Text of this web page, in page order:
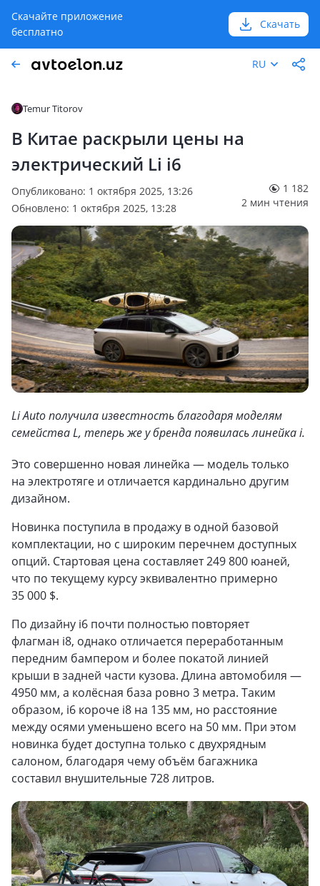
Скачайте приложение
бесплатно
Скачать
RU
Temur Titorov
В Китае раскрыли цены на
электрический Li i6
Опубликовано: 1 октября 2025, 13:26
Обновлено: 1 октября 2025, 13:28
1 182
2 мин чтения
Li Auto получила известность благодаря моделям
семейства L, теперь же у бренда появилась линейка i.
Это совершенно новая линейка — модель только
на электротяге и отличается кардинально другим
дизайном.
Новинка поступила в продажу в одной базовой
комплектации, но с широким перечнем доступных
опций. Стартовая цена составляет 249 800 юаней,
что по текущему курсу эквивалентно примерно
35 000 $.
По дизайну i6 почти полностью повторяет
флагман i8, однако отличается переработанным
передним бампером и более покатой линией
крыши в задней части кузова. Длина автомобиля —
4950 мм, а колёсная база ровно 3 метра. Таким
образом, i6 короче i8 на 135 мм, но расстояние
между осями уменьшено всего на 50 мм. При этом
новинка будет доступна только с двухрядным
салоном, благодаря чему объём багажника
составил внушительные 728 литров.